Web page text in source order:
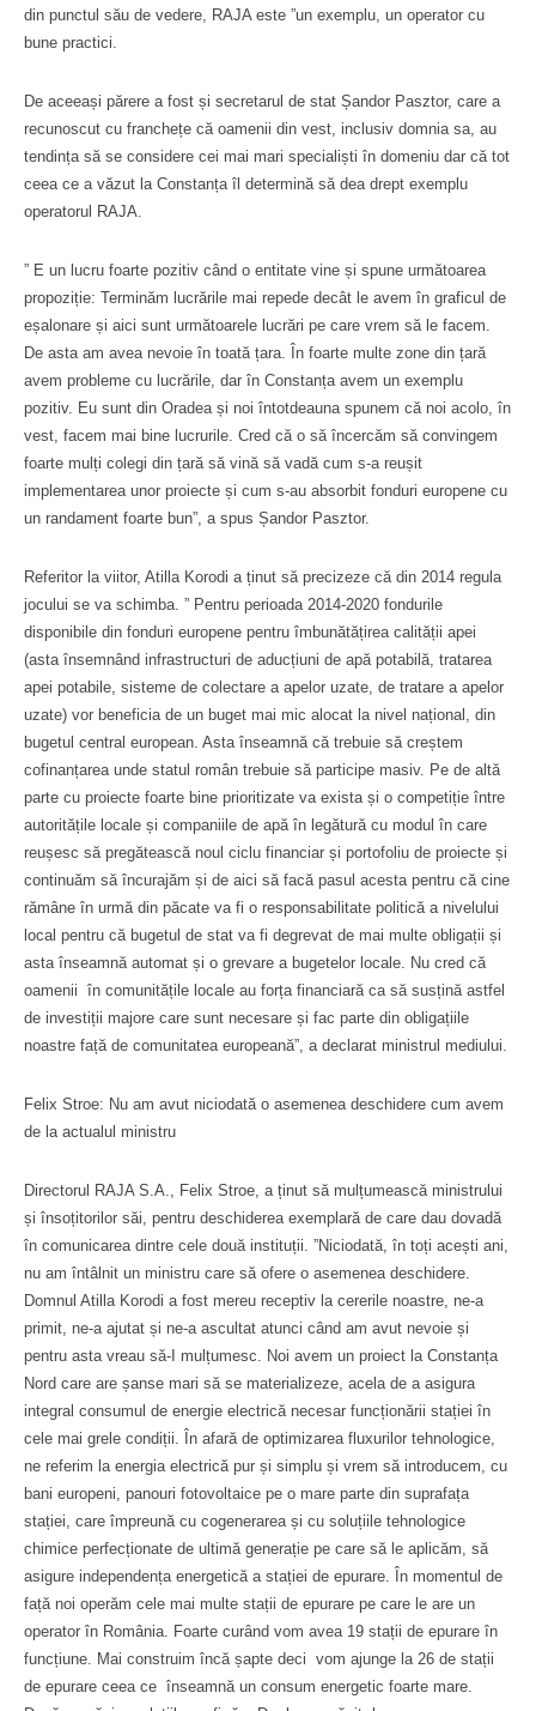
din punctul său de vedere, RAJA este ”un exemplu, un operator cu
bune practici.
De aceeași părere a fost și secretarul de stat Șandor Pasztor, care a
recunoscut cu franchețe că oamenii din vest, inclusiv domnia sa, au
tendința să se considere cei mai mari specialiști în domeniu dar că tot
ceea ce a văzut la Constanța îl determină să dea drept exemplu
operatorul RAJA.
” E un lucru foarte pozitiv când o entitate vine și spune următoarea
propoziție: Terminăm lucrările mai repede decât le avem în graficul de
eșalonare și aici sunt următoarele lucrări pe care vrem să le facem.
De asta am avea nevoie în toată țara. În foarte multe zone din țară
avem probleme cu lucrările, dar în Constanța avem un exemplu
pozitiv. Eu sunt din Oradea și noi întotdeauna spunem că noi acolo, în
vest, facem mai bine lucrurile. Cred că o să încercăm să convingem
foarte mulți colegi din țară să vină să vadă cum s-a reușit
implementarea unor proiecte și cum s-au absorbit fonduri europene cu
un randament foarte bun”, a spus Șandor Pasztor.
Referitor la viitor, Atilla Korodi a ținut să precizeze că din 2014 regula
jocului se va schimba. ” Pentru perioada 2014-2020 fondurile
disponibile din fonduri europene pentru îmbunătățirea calității apei
(asta însemnând infrastructuri de aducțiuni de apă potabilă, tratarea
apei potabile, sisteme de colectare a apelor uzate, de tratare a apelor
uzate) vor beneficia de un buget mai mic alocat la nivel național, din
bugetul central european. Asta înseamnă că trebuie să creștem
cofinanțarea unde statul român trebuie să participe masiv. Pe de altă
parte cu proiecte foarte bine prioritizate va exista și o competiție între
autoritățile locale și companiile de apă în legătură cu modul în care
reușesc să pregătească noul ciclu financiar și portofoliu de proiecte și
continuăm să încurajăm și de aici să facă pasul acesta pentru că cine
rămâne în urmă din păcate va fi o responsabilitate politică a nivelului
local pentru că bugetul de stat va fi degrevat de mai multe obligații și
asta înseamnă automat și o grevare a bugetelor locale. Nu cred că
oamenii în comunitățile locale au forța financiară ca să susțină astfel
de investiții majore care sunt necesare și fac parte din obligațiile
noastre față de comunitatea europeană”, a declarat ministrul mediului.
Felix Stroe: Nu am avut niciodată o asemenea deschidere cum avem
de la actualul ministru
Directorul RAJA S.A., Felix Stroe, a ținut să mulțumească ministrului
și însoțitorilor săi, pentru deschiderea exemplară de care dau dovadă
în comunicarea dintre cele două instituții. ”Niciodată, în toți acești ani,
nu am întâlnit un ministru care să ofere o asemenea deschidere.
Domnul Atilla Korodi a fost mereu receptiv la cererile noastre, ne-a
primit, ne-a ajutat și ne-a ascultat atunci când am avut nevoie și
pentru asta vreau să-I mulțumesc. Noi avem un proiect la Constanța
Nord care are șanse mari să se materializeze, acela de a asigura
integral consumul de energie electrică necesar funcționării stației în
cele mai grele condiții. În afară de optimizarea fluxurilor tehnologice,
ne referim la energia electrică pur și simplu și vrem să introducem, cu
bani europeni, panouri fotovoltaice pe o mare parte din suprafața
stației, care împreună cu cogenerarea și cu soluțiile tehnologice
chimice perfecționate de ultimă generație pe care să le aplicăm, să
asigure independența energetică a stației de epurare. În momentul de
față noi operăm cele mai multe stații de epurare pe care le are un
operator în România. Foarte curând vom avea 19 stații de epurare în
funcțiune. Mai construim încă șapte deci vom ajunge la 26 de stații
de epurare ceea ce înseamnă un consum energetic foarte mare.